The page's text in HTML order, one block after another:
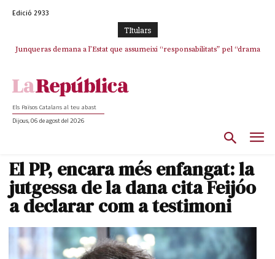
Edició 2933
TItulars
Junqueras demana a l’Estat que assumeixi “responsabilitats” pel “drama
L’abandonament de les seleccions catalanes per part de la UFEC
Els Països Catalans al teu abast
Dijous, 06 de agost del 2026
El PP, encara més enfangat: la
jutgessa de la dana cita Feijóo
a declarar com a testimoni